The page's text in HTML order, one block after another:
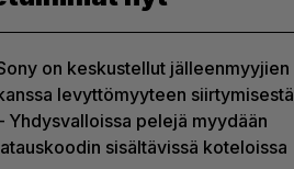
on keskustellut jälleenmyyjien
levyttömyyteen siirtymisestä
Yhdysvalloissa pelejä myydään
sisältävissä koteloissa